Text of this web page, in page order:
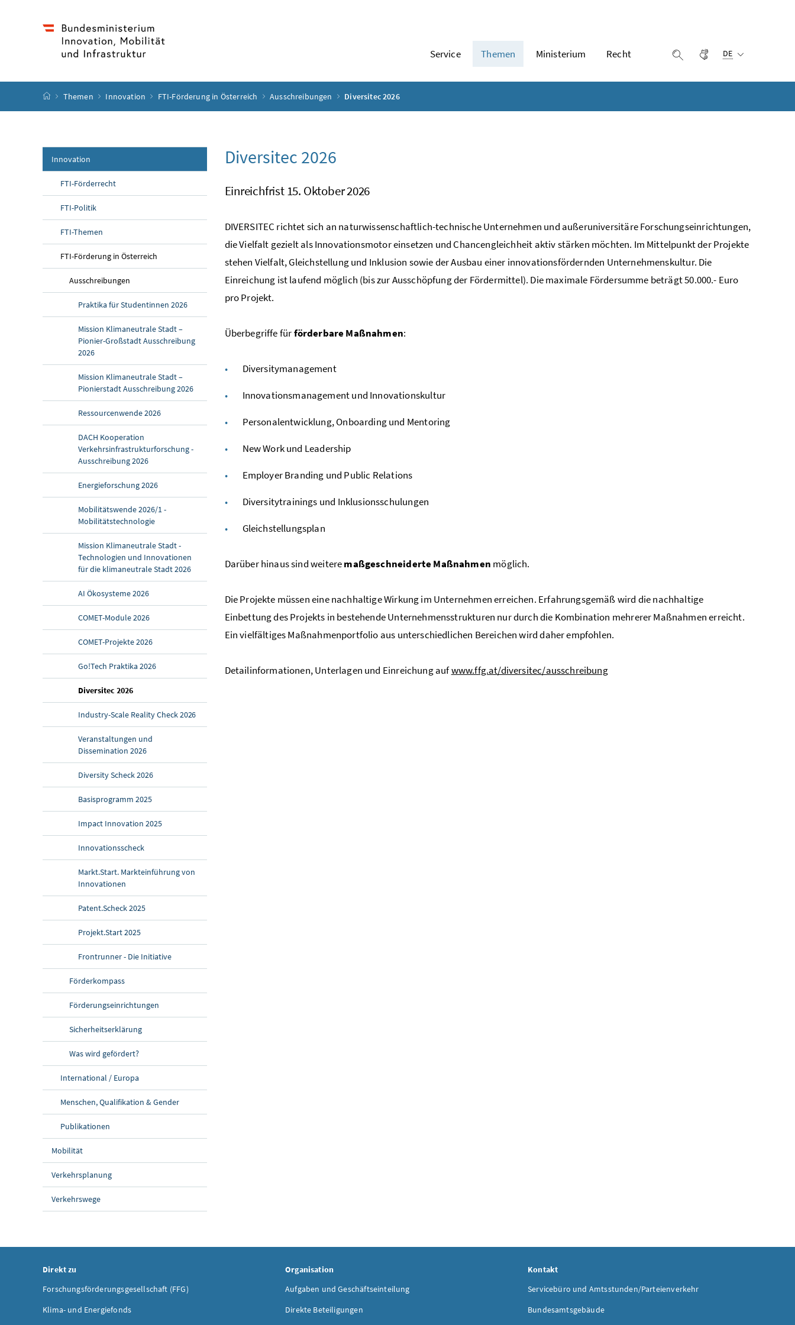
Service Themen Ministerium Recht Suche einblenden
Gebärdensprache
DE
Startseite
Themen Innovation FTI-Förderung in Österreich Ausschreibungen Diversitec 2026
Innovation
FTI-Förderrecht
FTI-Politik
FTI-Themen
FTI-Förderung in Österreich
Ausschreibungen
Praktika für Studentinnen 2026
Mission Klimaneutrale Stadt –
Pionier-Großstadt Ausschreibung
2026
Mission Klimaneutrale Stadt –
Pionierstadt Ausschreibung 2026
Ressourcenwende 2026
DACH Kooperation
Verkehrsinfrastrukturforschung -
Ausschreibung 2026
Energieforschung 2026
Mobilitätswende 2026/1 -
Mobilitätstechnologie
Mission Klimaneutrale Stadt -
Technologien und Innovationen
für die klimaneutrale Stadt 2026
AI Ökosysteme 2026
COMET-Module 2026
COMET-Projekte 2026
Go!Tech Praktika 2026
Diversitec 2026(aktuelle Seite)
Industry-Scale Reality Check 2026
Veranstaltungen und
Dissemination 2026
Diversity Scheck 2026
Basisprogramm 2025
Impact Innovation 2025
Innovationsscheck
Markt.Start. Markteinführung von
Innovationen
Patent.Scheck 2025
Projekt.Start 2025
Frontrunner - Die Initiative
Förderkompass
Förderungseinrichtungen
Sicherheitserklärung
Was wird gefördert?
International / Europa
Menschen, Qualifikation & Gender
Publikationen
Mobilität
Verkehrsplanung
Verkehrswege
Diversitec 2026
Einreichfrist 15. Oktober 2026
DIVERSITEC richtet sich an naturwissenschaftlich-technische Unternehmen und außeruniversitäre Forschungseinrichtungen,
die Vielfalt gezielt als Innovationsmotor einsetzen und Chancengleichheit aktiv stärken möchten. Im Mittelpunkt der Projekte
stehen Vielfalt, Gleichstellung und Inklusion sowie der Ausbau einer innovationsfördernden Unternehmenskultur. Die
Einreichung ist laufend möglich (bis zur Ausschöpfung der Fördermittel). Die maximale Fördersumme beträgt 50.000.- Euro
pro Projekt.
Überbegriffe fürförderbare Maßnahmen:
Diversitymanagement
Innovationsmanagement und Innovationskultur
Personalentwicklung,Onboardingund Mentoring
New Workund Leadership
Employer Branding und Public Relations
Diversitytrainings und Inklusionsschulungen
Gleichstellungsplan
Darüber hinaus sind weiteremaßgeschneiderte Maßnahmen möglich.
Die Projekte müssen eine nachhaltige Wirkung im Unternehmen erreichen. Erfahrungsgemäß wird die nachhaltige
Einbettung des Projekts in bestehende Unternehmensstrukturen nur durch die Kombination mehrerer Maßnahmen erreicht.
Ein vielfältiges Maßnahmenportfolio aus unterschiedlichen Bereichen wird daher empfohlen.
Detailinformationen, Unterlagen und Einreichung aufwww.ffg.at/diversitec/ausschreibung
Direkt zu
Forschungsförderungsgesellschaft (FFG)
Klima- und Energiefonds
Organisation
Aufgaben und Geschäftseinteilung
Direkte Beteiligungen
Kontakt
Servicebüro und Amtsstunden/Parteienverkehr
Bundesamtsgebäude